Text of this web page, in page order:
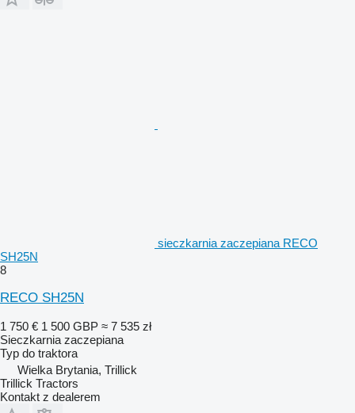
sieczkarnia zaczepiana RECO
SH25N
8
RECO SH25N
1 750 € 1 500 GBP ≈ 7 535 zł
Sieczkarnia zaczepiana
Typ do traktora
Wielka Brytania, Trillick
Trillick Tractors
Kontakt z dealerem